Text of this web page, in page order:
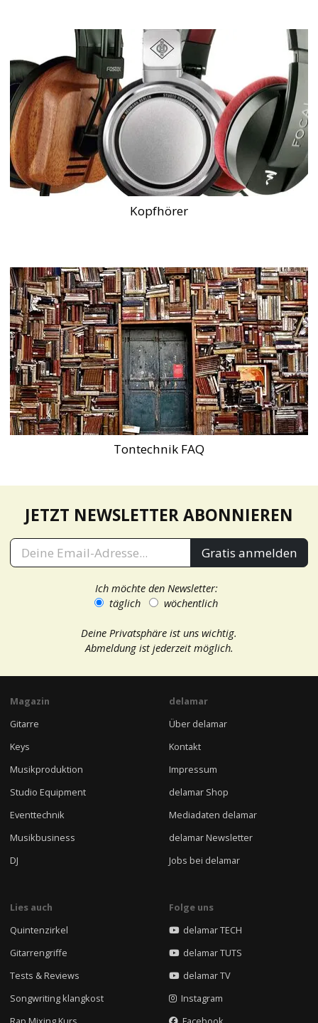
Kopfhörer
Tontechnik FAQ
JETZT NEWSLETTER ABONNIEREN
Gratis anmelden
Ich möchte den Newsletter:
täglich
wöchentlich
Deine Privatsphäre ist uns wichtig.
Abmeldung ist jederzeit möglich.
Magazin
Gitarre
Keys
Musikproduktion
Studio Equipment
Eventtechnik
Musikbusiness
DJ
delamar
Über delamar
Kontakt
Impressum
delamar Shop
Mediadaten delamar
delamar Newsletter
Jobs bei delamar
Lies auch
Quintenzirkel
Gitarrengriffe
Tests & Reviews
Songwriting klangkost
Folge uns
delamar TECH
delamar TUTS
delamar TV
Instagram